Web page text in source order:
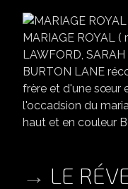
MARIAGE ROYAL
LAWFORD,
BURTON LANE
frère et d'une sœur
l'occadsion du
haut et en couleur
LE